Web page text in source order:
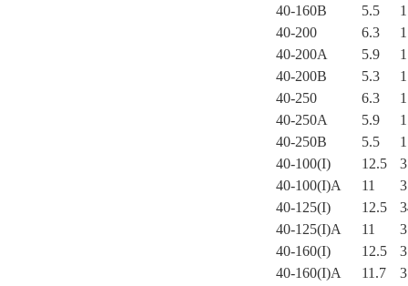
40-160B
5.5
40-200
6.3
40-200A
5.9
40-200B
5.3
40-250
6.3
40-250A
5.9
40-250B
5.5
40-100(I)
12.5
40-100(I)A
11
40-125(I)
12.5
40-125(I)A
11
40-160(I)
12.5
40-160(I)A
11.7